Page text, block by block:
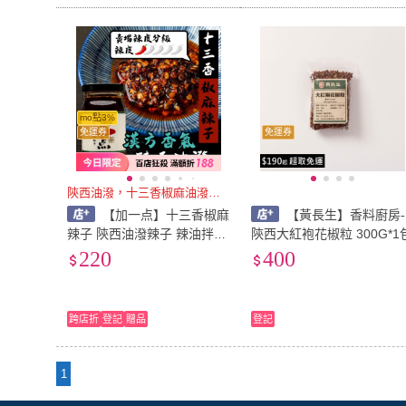
mo點3%
免運券
陝西油潑，十三香椒麻油潑辣子
【加一点】十三香椒麻
辣子 陝西油潑辣子 辣油拌醬
紅油 辣渣 椒麻辣椒油 拌麵
220
跨店折 登記 贈品
免運券
【黃長生】香料廚房-
陝西大紅袍花椒粒 300G*1
400
登記
1